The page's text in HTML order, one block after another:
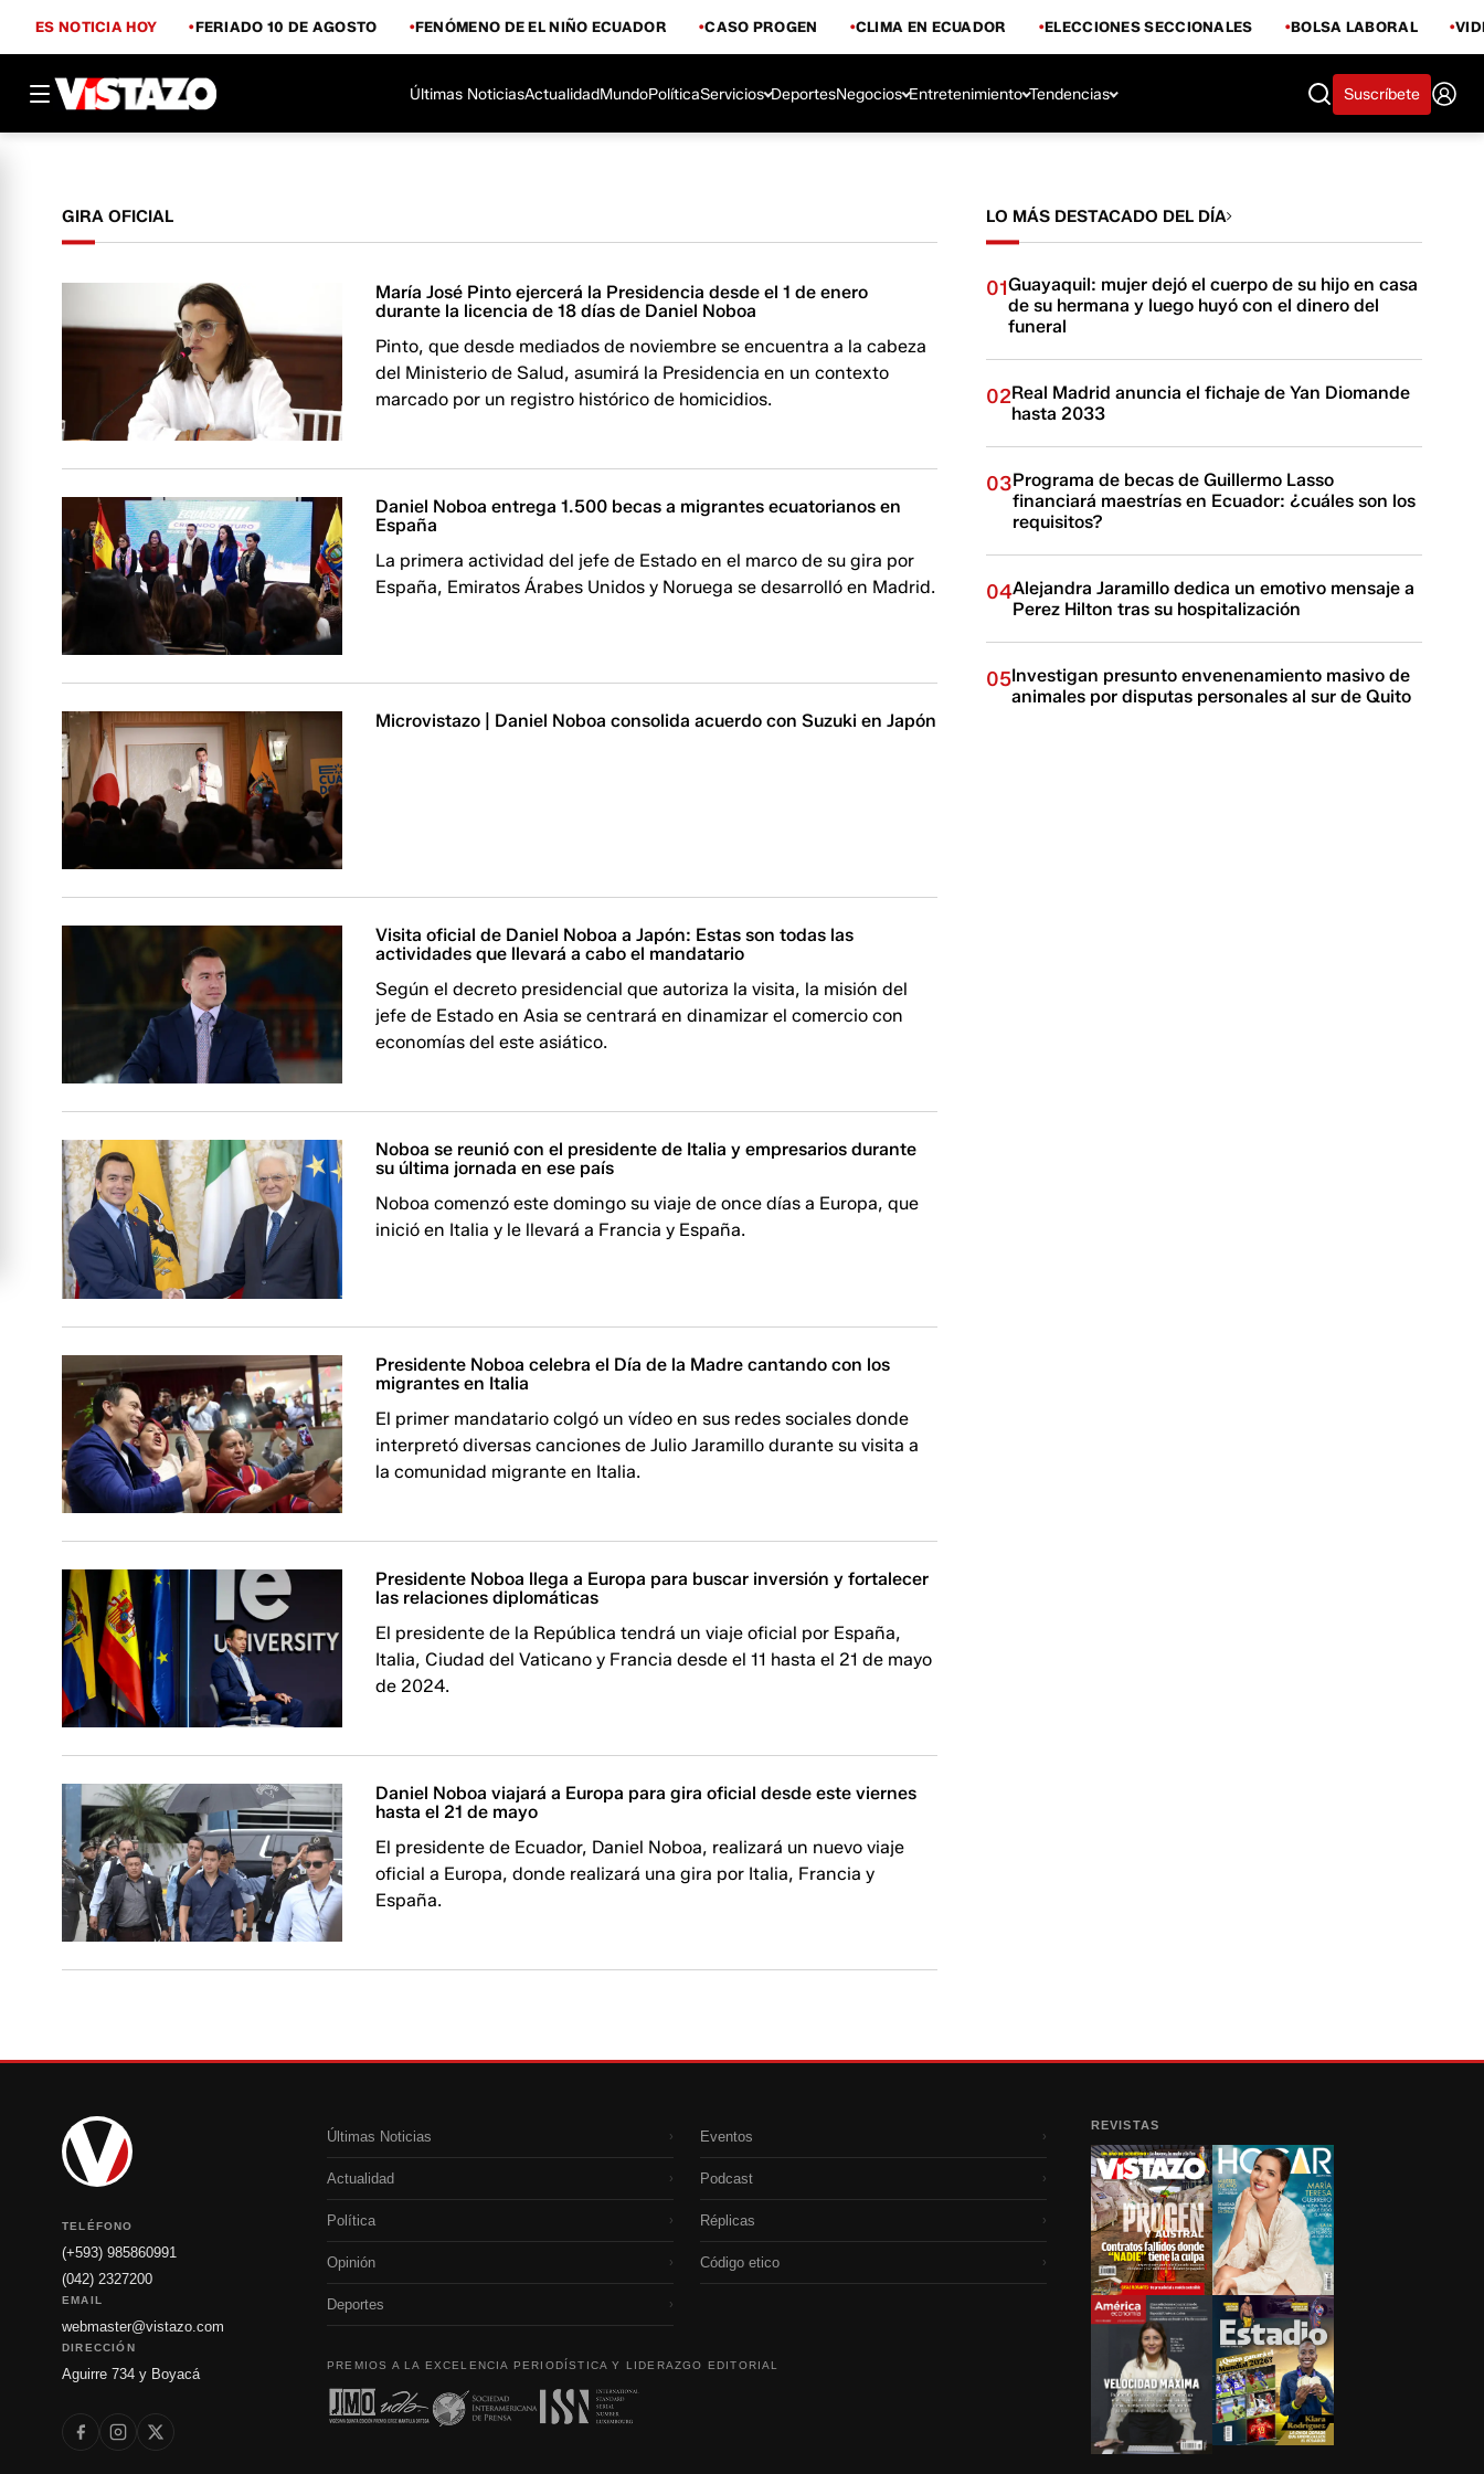
ES NOTICIA HOY FERIADO 10 DE AGOSTO FENÓMENO DE EL NIÑO ECUADOR CASO PROGEN CLIMA EN ECUADOR ELECCIONES SECCIONALES BOLSA LABORAL
Últimas NoticiasActualidadMundoPolíticaServicios DeportesNegocios Entretenimiento Tendencias Suscríbete
GIRA OFICIAL
María José Pinto ejercerá la Presidencia desde el 1 de enero
durante la licencia de 18 días de Daniel Noboa
Pinto, que desde mediados de noviembre se encuentra a la cabeza
del Ministerio de Salud, asumirá la Presidencia en un contexto
marcado por un registro histórico de homicidios.
Daniel Noboa entrega 1.500 becas a migrantes ecuatorianos en
España
La primera actividad del jefe de Estado en el marco de su gira por
España, Emiratos Árabes Unidos y Noruega se desarrolló en Madrid.
Microvistazo | Daniel Noboa consolida acuerdo con Suzuki en Japón
Visita oficial de Daniel Noboa a Japón: Estas son todas las
actividades que llevará a cabo el mandatario
Según el decreto presidencial que autoriza la visita, la misión del
jefe de Estado en Asia se centrará en dinamizar el comercio con
economías del este asiático.
Noboa se reunió con el presidente de Italia y empresarios durante
su última jornada en ese país
Noboa comenzó este domingo su viaje de once días a Europa, que
inició en Italia y le llevará a Francia y España.
Presidente Noboa celebra el Día de la Madre cantando con los
migrantes en Italia
El primer mandatario colgó un vídeo en sus redes sociales donde
interpretó diversas canciones de Julio Jaramillo durante su visita a
la comunidad migrante en Italia.
Presidente Noboa llega a Europa para buscar inversión y fortalecer
las relaciones diplomáticas
El presidente de la República tendrá un viaje oficial por España,
Italia, Ciudad del Vaticano y Francia desde el 11 hasta el 21 de mayo
de 2024.
Daniel Noboa viajará a Europa para gira oficial desde este viernes
hasta el 21 de mayo
El presidente de Ecuador, Daniel Noboa, realizará un nuevo viaje
oficial a Europa, donde realizará una gira por Italia, Francia y
España.
LO MÁS DESTACADO DEL DÍA
01Guayaquil: mujer dejó el cuerpo de su hijo en casa
de su hermana y luego huyó con el dinero del
funeral
02Real Madrid anuncia el fichaje de Yan Diomande
hasta 2033
03Programa de becas de Guillermo Lasso
financiará maestrías en Ecuador: ¿cuáles son los
requisitos?
04Alejandra Jaramillo dedica un emotivo mensaje a
Perez Hilton tras su hospitalización
05Investigan presunto envenenamiento masivo de
animales por disputas personales al sur de Quito
TELÉFONO
(+593) 985860991
(042) 2327200
EMAIL
webmaster@vistazo.com
DIRECCIÓN
Aguirre 734 y Boyacá
Últimas Noticias ›
Actualidad ›
Política ›
Opinión ›
Deportes ›
Eventos ›
Podcast ›
Réplicas ›
Código etico ›
PREMIOS A LA EXCELENCIA PERIODÍSTICA Y LIDERAZGO EDITORIAL
REVISTAS